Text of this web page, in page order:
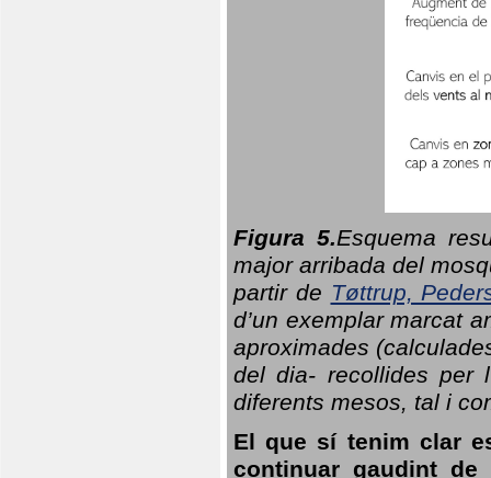
Figura 5.Esquema
major arribada del
partir de Tøttrup,
d’un exemplar marcat
aproximades
del dia- recollides per
diferents mesos, tal i
El que sí tenim clar
continuar gaudint